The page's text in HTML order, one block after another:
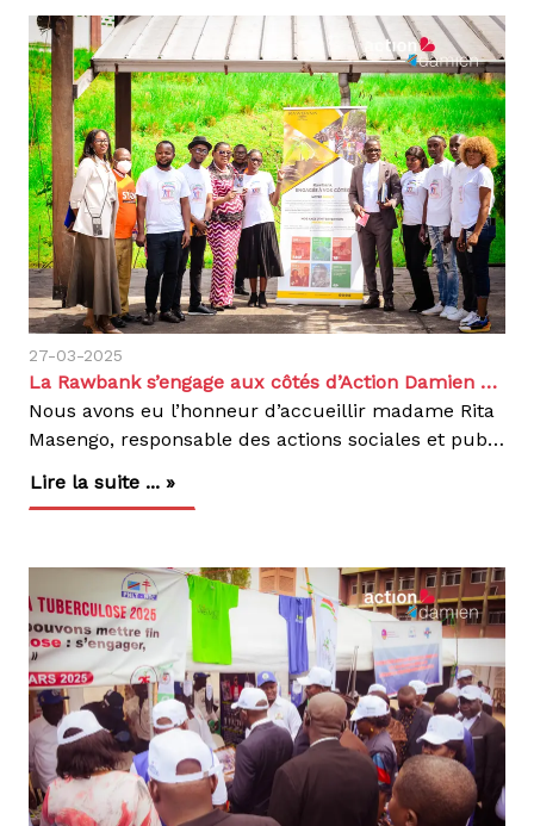
27-03-2025
La Rawbank s’engage aux côtés d’Action Damien pour un projet à haute portée sociale.
Nous avons eu l’honneur d’accueillir madame Rita
Masengo, responsable des actions sociales et publiques de la rawbank, une banque commerciale de la RDC, le jeudi 27 mars 2025 pour une visite de nos projets à Kinshasa.Cette rencontre s’inscrit dans le cadre de leur soutien dans un futur projet de pisciculture dans la province du Kwilu, visant à favoriser la réinsertion physique et socioéconomique des personnes affectées par la lèpre et la tuberculose.Accompagnée de l’équipe D’Action Damien en RDC, madame Masengo a pu découvrir nos initiatives sur terrain à travers nos différents projets notamment :Atelier de coupe et couture, un projet destiné aux enfants d’anciens malades et filles guéris de la lèpre et la tuberculose pour leur offrir une réinsertion socio-économique.une rencontre avec les 11 pensionnaires de l’hôpital de la rive, affectés par la lèpre. une visite du centre d’excellence Damien (CEDA), ainsi que des échanges avec des patients atteints de tuberculose multi résistante et l’association des victorieux de la tuberculose multi résistante (AVTUR) . sensible aux besoins des bénéficiaires, madame Rita Masengo a procédé à une remise des dons de denrées alimentaires aux personnes affectées par la lèpre, ainsi que du matériel médical destiné aux personnels du CEDA, aux patients et aux bénéficiaires de nos projets.Par la même occasion, Mme Masengo avait sensibilisé autour des violences basées sur le genre (VBG), que sont victimes les personnes affectées par ces maladies.Nous exprimons notre profonde gratitude à la rawbank sa pour son soutien à travers ce partenariat et espérons que ce projet de pisciculture marquera le début d’une collaboration durable au service des vulnérables.
Lire la suite ... »